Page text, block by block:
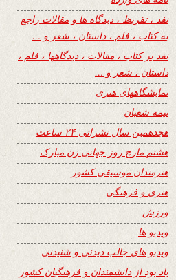
نفد ، تقریظ ، دیدگاه ها و مقالات راجع
به کتاب ، فلم ، داستان ، شعر و …
نفد بر کتاب ، مقالات ، دیدگاهها ، فلم ،
داستان ، شعر و …
نمایشگاههای هنری
نیمه شعبان
هجدهمین سال نشراتی ۲۴ ساعت
هشتم مارچ روز جهانی زن مبارک
هنرمندان موسیقی کشور
هنری و فرهنگی
ورزش
ویدیو ها
ویدیو های جالب دیدنی و شنیدنی
یاد بود از دانشمندان و فرهنگیان کشور